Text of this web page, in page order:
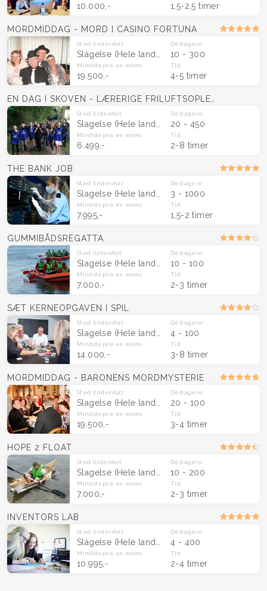
10.000,- 1,5-2,5 timer
MORDMIDDAG - MORD I CASINO FORTUNA
Sted (Indenfor)
Slagelse (Hele landet)
Deltagere
10 - 300
Mindstepris ex moms
19.500,-
Tid
4-5 timer
Sted (Udenfor)
Slagelse (Hele landet)
Deltagere
20 - 450
Mindstepris ex moms
6.499,-
Tid
2-8 timer
THE BANK JOB
Sted (Indenfor)
Slagelse (Hele landet)
Deltagere
3 - 1000
Mindstepris ex moms
7.995,-
Tid
1,5-2 timer
GUMMIBÅDSREGATTA
Sted (Udenfor)
Slagelse (Hele landet)
Deltagere
10 - 100
Mindstepris ex moms
7.000,-
Tid
2-3 timer
SÆT KERNEOPGAVEN I SPIL
Sted (Indenfor)
Slagelse (Hele landet)
Deltagere
4 - 100
Mindstepris ex moms
14.000,-
Tid
3-8 timer
MORDMIDDAG - BARONENS MORDMYSTERIE
Sted (Indenfor)
Slagelse (Hele landet)
Deltagere
20 - 100
Mindstepris ex moms
19.500,-
Tid
3-4 timer
HOPE 2 FLOAT
Sted (Udenfor)
Slagelse (Hele landet)
Deltagere
10 - 200
Mindstepris ex moms
7.000,-
Tid
2-3 timer
INVENTORS LAB
Sted (Indenfor)
Slagelse (Hele landet)
Deltagere
4 - 400
Mindstepris ex moms
10.995,-
Tid
2-4 timer